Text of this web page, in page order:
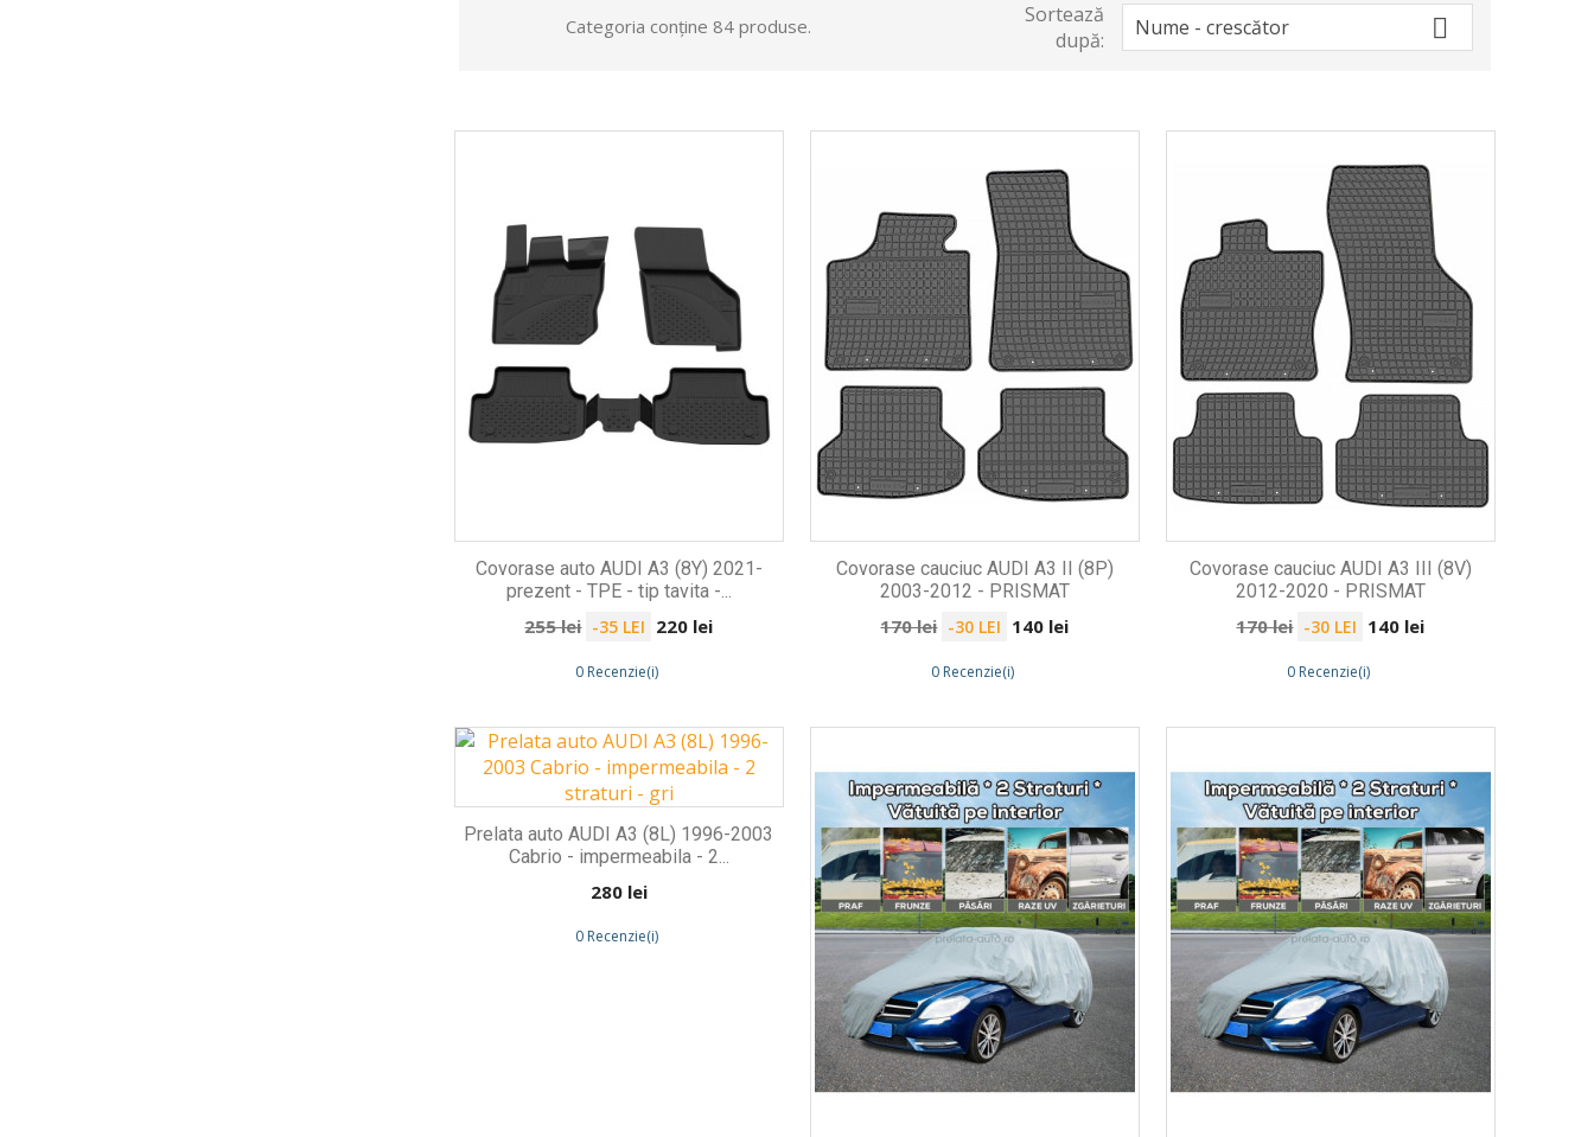
Categoria conține 84 produse.
Sortează
după:
Nume - crescător 
Covorase auto AUDI A3 (8Y) 2021-
prezent - TPE - tip tavita -...
Preț
255 lei -35 LEI Preț
220 lei
0 Recenzie(i)
Covorase cauciuc AUDI A3 II (8P)
2003-2012 - PRISMAT
Preț
170 lei -30 LEI Preț
140 lei
0 Recenzie(i)
Covorase cauciuc AUDI A3 III (8V)
2012-2020 - PRISMAT
Preț
170 lei -30 LEI Preț
140 lei
0 Recenzie(i)
Prelata auto AUDI A3 (8L) 1996-2003
Cabrio - impermeabila - 2...
Preț
280 lei
0 Recenzie(i)